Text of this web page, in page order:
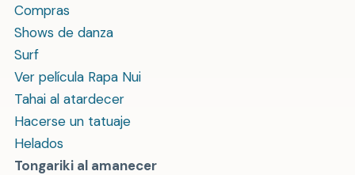
Compras
Shows de danza
Surf
Ver película Rapa Nui
Tahai al atardecer
Hacerse un tatuaje
Helados
Tongariki al amanecer